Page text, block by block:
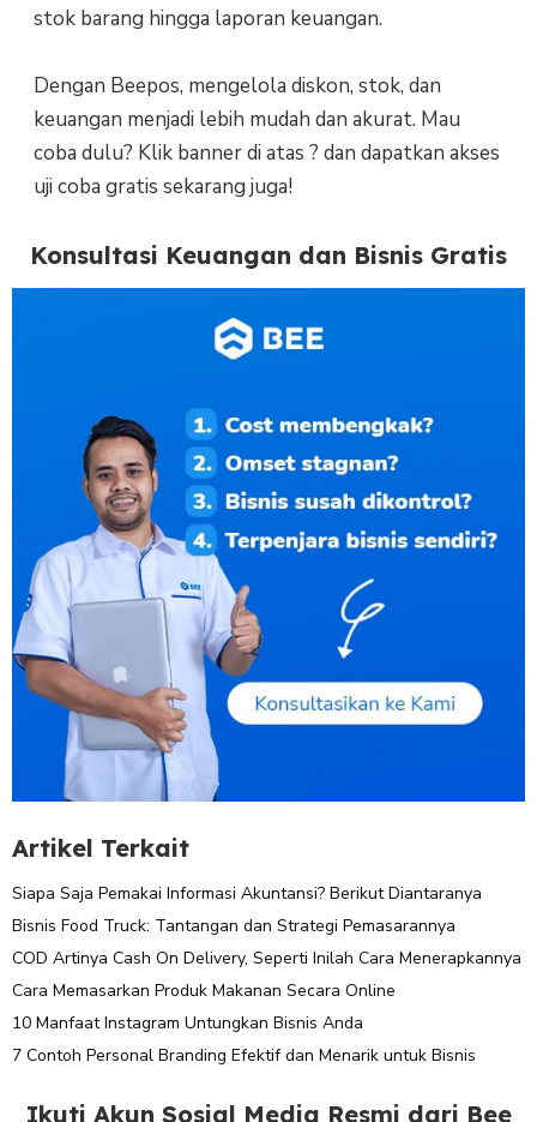
stok barang hingga laporan keuangan.
Dengan Beepos, mengelola diskon, stok, dan
keuangan menjadi lebih mudah dan akurat. Mau
coba dulu? Klik banner di atas ? dan dapatkan akses
uji coba gratis sekarang juga!
Konsultasi Keuangan dan Bisnis Gratis
Artikel Terkait
Siapa Saja Pemakai Informasi Akuntansi? Berikut Diantaranya
Bisnis Food Truck: Tantangan dan Strategi Pemasarannya
COD Artinya Cash On Delivery, Seperti Inilah Cara Menerapkannya
Cara Memasarkan Produk Makanan Secara Online
10 Manfaat Instagram Untungkan Bisnis Anda
7 Contoh Personal Branding Efektif dan Menarik untuk Bisnis
Ikuti Akun Sosial Media Resmi dari Bee